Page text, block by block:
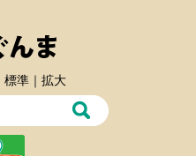
標準 ｜ 拡大